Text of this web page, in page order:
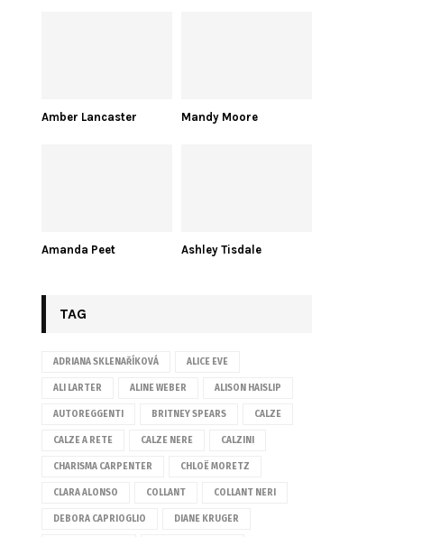
Amber Lancaster Mandy Moore
Amanda Peet Ashley Tisdale
TAG
ADRIANA SKLENAŘÍKOVÁ ALICE EVE
ALI LARTER ALINE WEBER ALISON HAISLIP
AUTOREGGENTI BRITNEY SPEARS CALZE
CALZE A RETE CALZE NERE CALZINI
CHARISMA CARPENTER CHLOË MORETZ
CLARA ALONSO COLLANT COLLANT NERI
DEBORA CAPRIOGLIO DIANE KRUGER